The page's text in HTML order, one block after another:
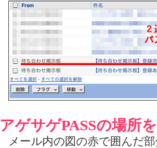
アゲサゲPASSの場所
メール内の図の赤で囲んだ